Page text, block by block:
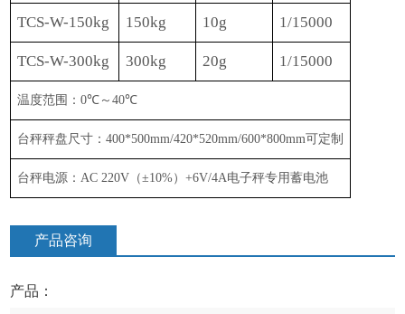
TCS-W-150kg 150kg 10g 1/15000
TCS-W-300kg 300kg 20g 1/15000
温度范围：0℃ ～40℃
台秤秤盘尺寸：400*500mm/420*520mm/600*800mm可定制
台秤电源：AC 220V （±10%）+6V/4A电子秤专用蓄电池
产品咨询
产品：